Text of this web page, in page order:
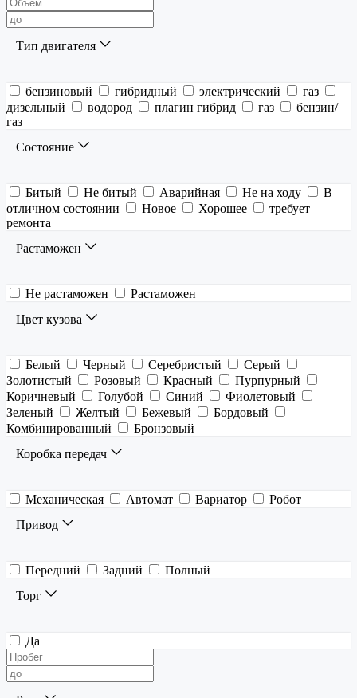
Тип двигателя
бензиновый гибридный электрический
газ
дизельный
водород плагин гибрид газ
бензин/
газ
Состояние
Битый Не битый Аварийная Не на ходу
В
отличном состоянии
Новое Хорошее
требует
ремонта
Растаможен
Не растаможен
Растаможен
Цвет кузова
Белый Черный Серебристый
Серый
Золотистый
Розовый Красный
Пурпурный
Коричневый
Голубой Синий
Фиолетовый
Зеленый
Желтый Бежевый
Бордовый
Комбинированный
Бронзовый
Коробка передач
Механическая Автомат Вариатор
Робот
Привод
Передний Задний
Полный
Торг
Да